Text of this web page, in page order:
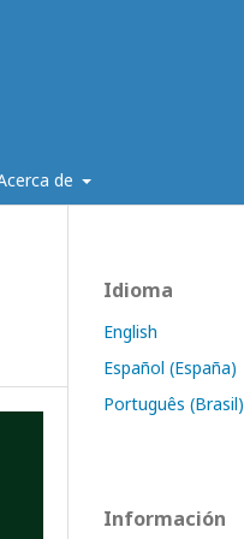
de
Idioma
English
Español (España)
Português (Brasil)
Información